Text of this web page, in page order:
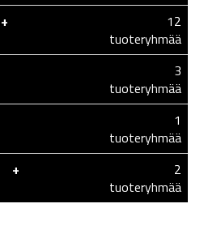
+
12
tuoteryhmää
3
tuoteryhmää
1
tuoteryhmää
+
2
tuoteryhmää